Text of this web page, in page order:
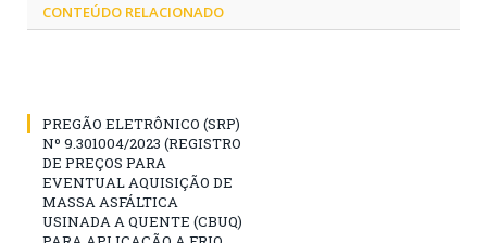
CONTEÚDO RELACIONADO
PREGÃO ELETRÔNICO (SRP)
Nº 9.301004/2023 (REGISTRO
DE PREÇOS PARA
EVENTUAL AQUISIÇÃO DE
MASSA ASFÁLTICA
USINADA A QUENTE (CBUQ)